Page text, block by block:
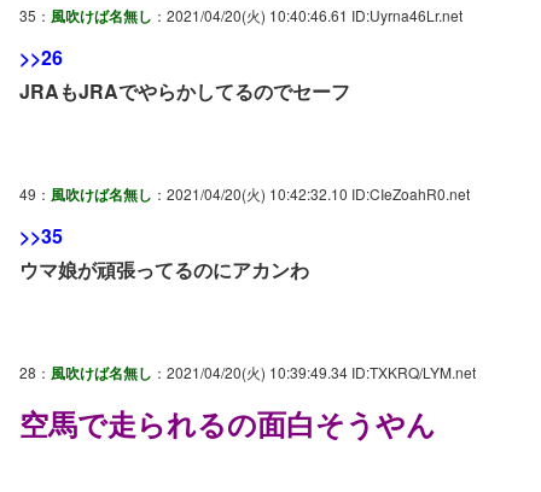
35： 風吹けば名無し ：2021/04/20(火) 10:40:46.61 ID:Uyrna46Lr.net
>>26
JRAもJRAでやらかしてるのでセーフ
49： 風吹けば名無し ：2021/04/20(火) 10:42:32.10 ID:CIeZoahR0.net
>>35
ウマ娘が頑張ってるのにアカンわ
28： 風吹けば名無し ：2021/04/20(火) 10:39:49.34 ID:TXKRQ/LYM.net
空馬で走られるの面白そうやん